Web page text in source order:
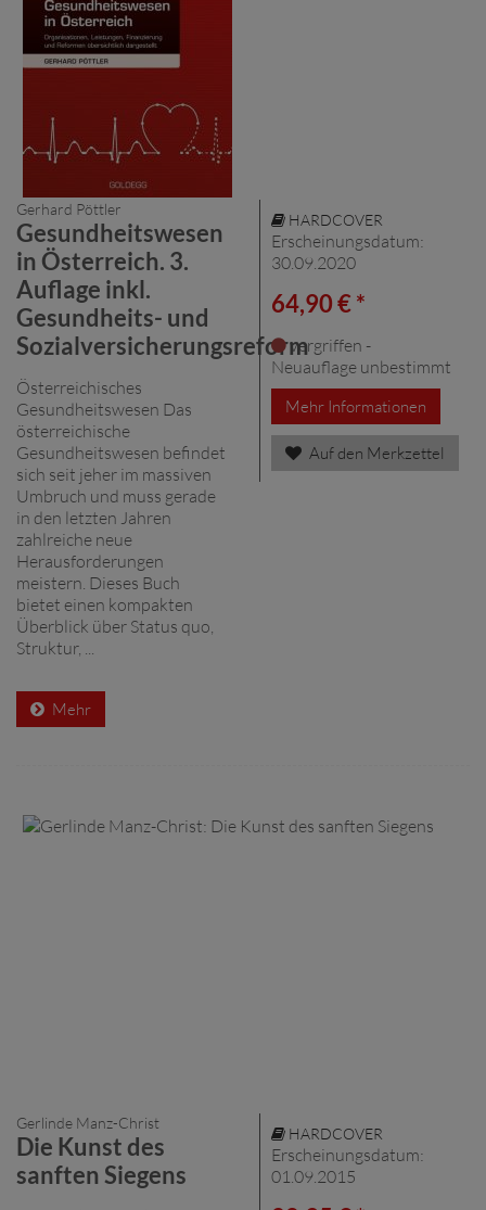
Gerhard Pöttler
Gesundheitswesen
in Österreich. 3.
Auflage inkl.
Gesundheits- und
Sozialversicherungsreform
Österreichisches
Gesundheitswesen Das
österreichische
Gesundheitswesen befindet
sich seit jeher im massiven
Umbruch und muss gerade
in den letzten Jahren
zahlreiche neue
Herausforderungen
meistern. Dieses Buch
bietet einen kompakten
Überblick über Status quo,
Struktur, ...
Mehr
HARDCOVER
Erscheinungsdatum:
30.09.2020
64,90 € *
vergriffen -
Neuauflage unbestimmt
Mehr Informationen
Auf den Merkzettel
Gerlinde Manz-Christ
Die Kunst des
sanften Siegens
HARDCOVER
Erscheinungsdatum:
01.09.2015